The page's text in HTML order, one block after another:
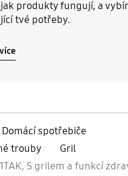
produkty fungují, a
tvé potřeby.
Domácí spotřebiče
trouby
Gril
S grilem a funkcí